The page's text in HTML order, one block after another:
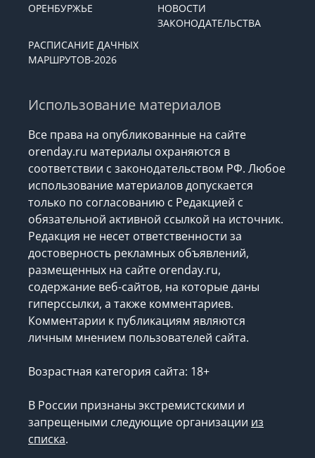
ОРЕНБУРЖЬЕ
НОВОСТИ
ЗАКОНОДАТЕЛЬСТВА
РАСПИСАНИЕ ДАЧНЫХ
МАРШРУТОВ-2026
Использование материалов
Все права на опубликованные на сайте
orenday.ru материалы охраняются в
соответствии с законодательством РФ. Любое
использование материалов допускается
только по согласованию с Редакцией с
обязательной активной ссылкой на источник.
Редакция не несет ответственности за
достоверность рекламных объявлений,
размещенных на сайте orenday.ru,
содержание веб-сайтов, на которые даны
гиперссылки, а также комментариев.
Комментарии к публикациям являются
личным мнением пользователей сайта.
Возрастная категория сайта: 18+
В России признаны экстремистскими и
запрещеными следующие организации из
списка.